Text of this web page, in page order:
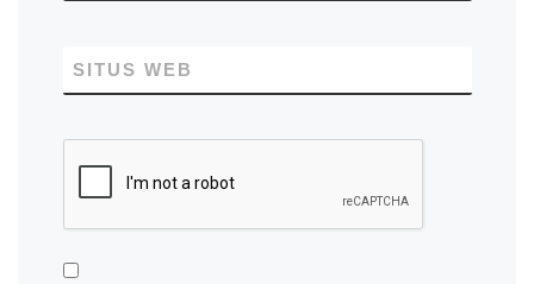
SITUS WEB